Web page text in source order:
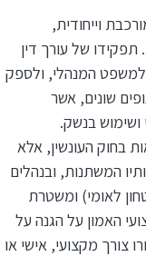
וייחודית,
של עורך דין
המנהלי, ולספק
שונים, אשר
ושימוש בנשק.
בחוק העונשין, אלא
המשתנות, ובנהלים
לאומי) ומשטרת
האמון על הגנה על
צורך מקצועי, אישי או